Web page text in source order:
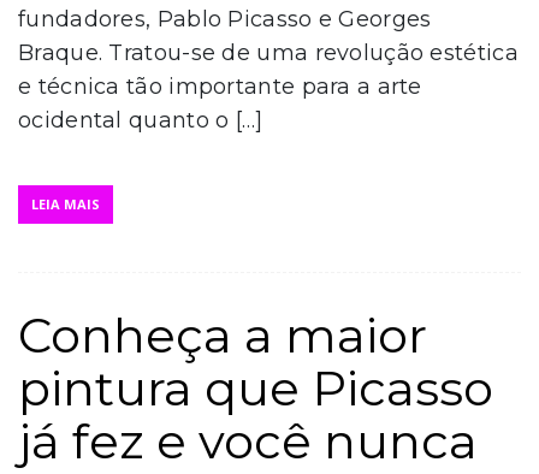
fundadores, Pablo Picasso e Georges
Braque. Tratou-se de uma revolução estética
e técnica tão importante para a arte
ocidental quanto o […]
LEIA MAIS
Conheça a maior
pintura que Picasso
já fez e você nunca